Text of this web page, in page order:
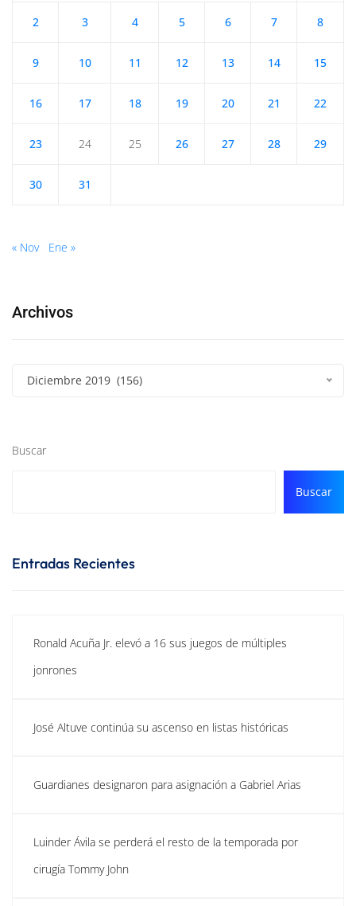
2 3 4 5 6 7 8
9 10 11 12 13 14 15
16 17 18 19 20 21 22
23 24 25 26 27 28 29
30 31
« Nov Ene »
Archivos
Diciembre 2019 (156)
Buscar
Buscar
Entradas Recientes
Ronald Acuña Jr. elevó a 16 sus juegos de múltiples
jonrones
José Altuve continúa su ascenso en listas históricas
Guardianes designaron para asignación a Gabriel Arias
Luinder Ávila se perderá el resto de la temporada por
cirugía Tommy John